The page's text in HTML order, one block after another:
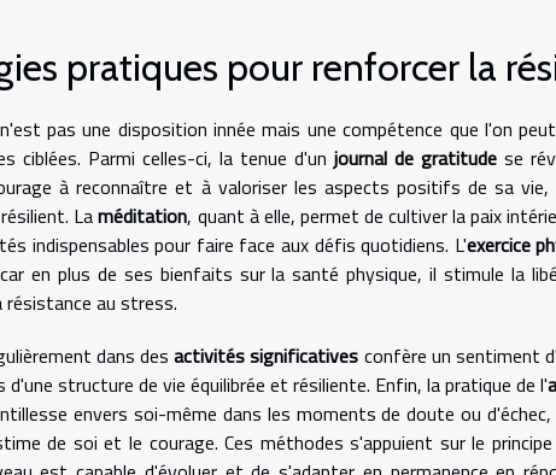
pratiques pour renforcer la
pas une disposition innée mais une compétence que l'on
ciblées. Parmi celles-ci, la tenue d'un journal de gratitude se
à reconnaître et à valoriser les aspects positifs de sa
Laméditation, quant à elle, permet de cultiver la paix
indispensables pour faire face aux défis quotidiens. L'exercice
en plus de ses bienfaits sur la santé physique, il stimule la
résistance au stress.
dans desactivités significatives confère un sentiment
d'une structure de vie équilibrée et résiliente. Enfin, la pratique de l'
envers soi-même dans les moments de doute ou
de soi et le courage. Ces méthodes s'appuient sur le